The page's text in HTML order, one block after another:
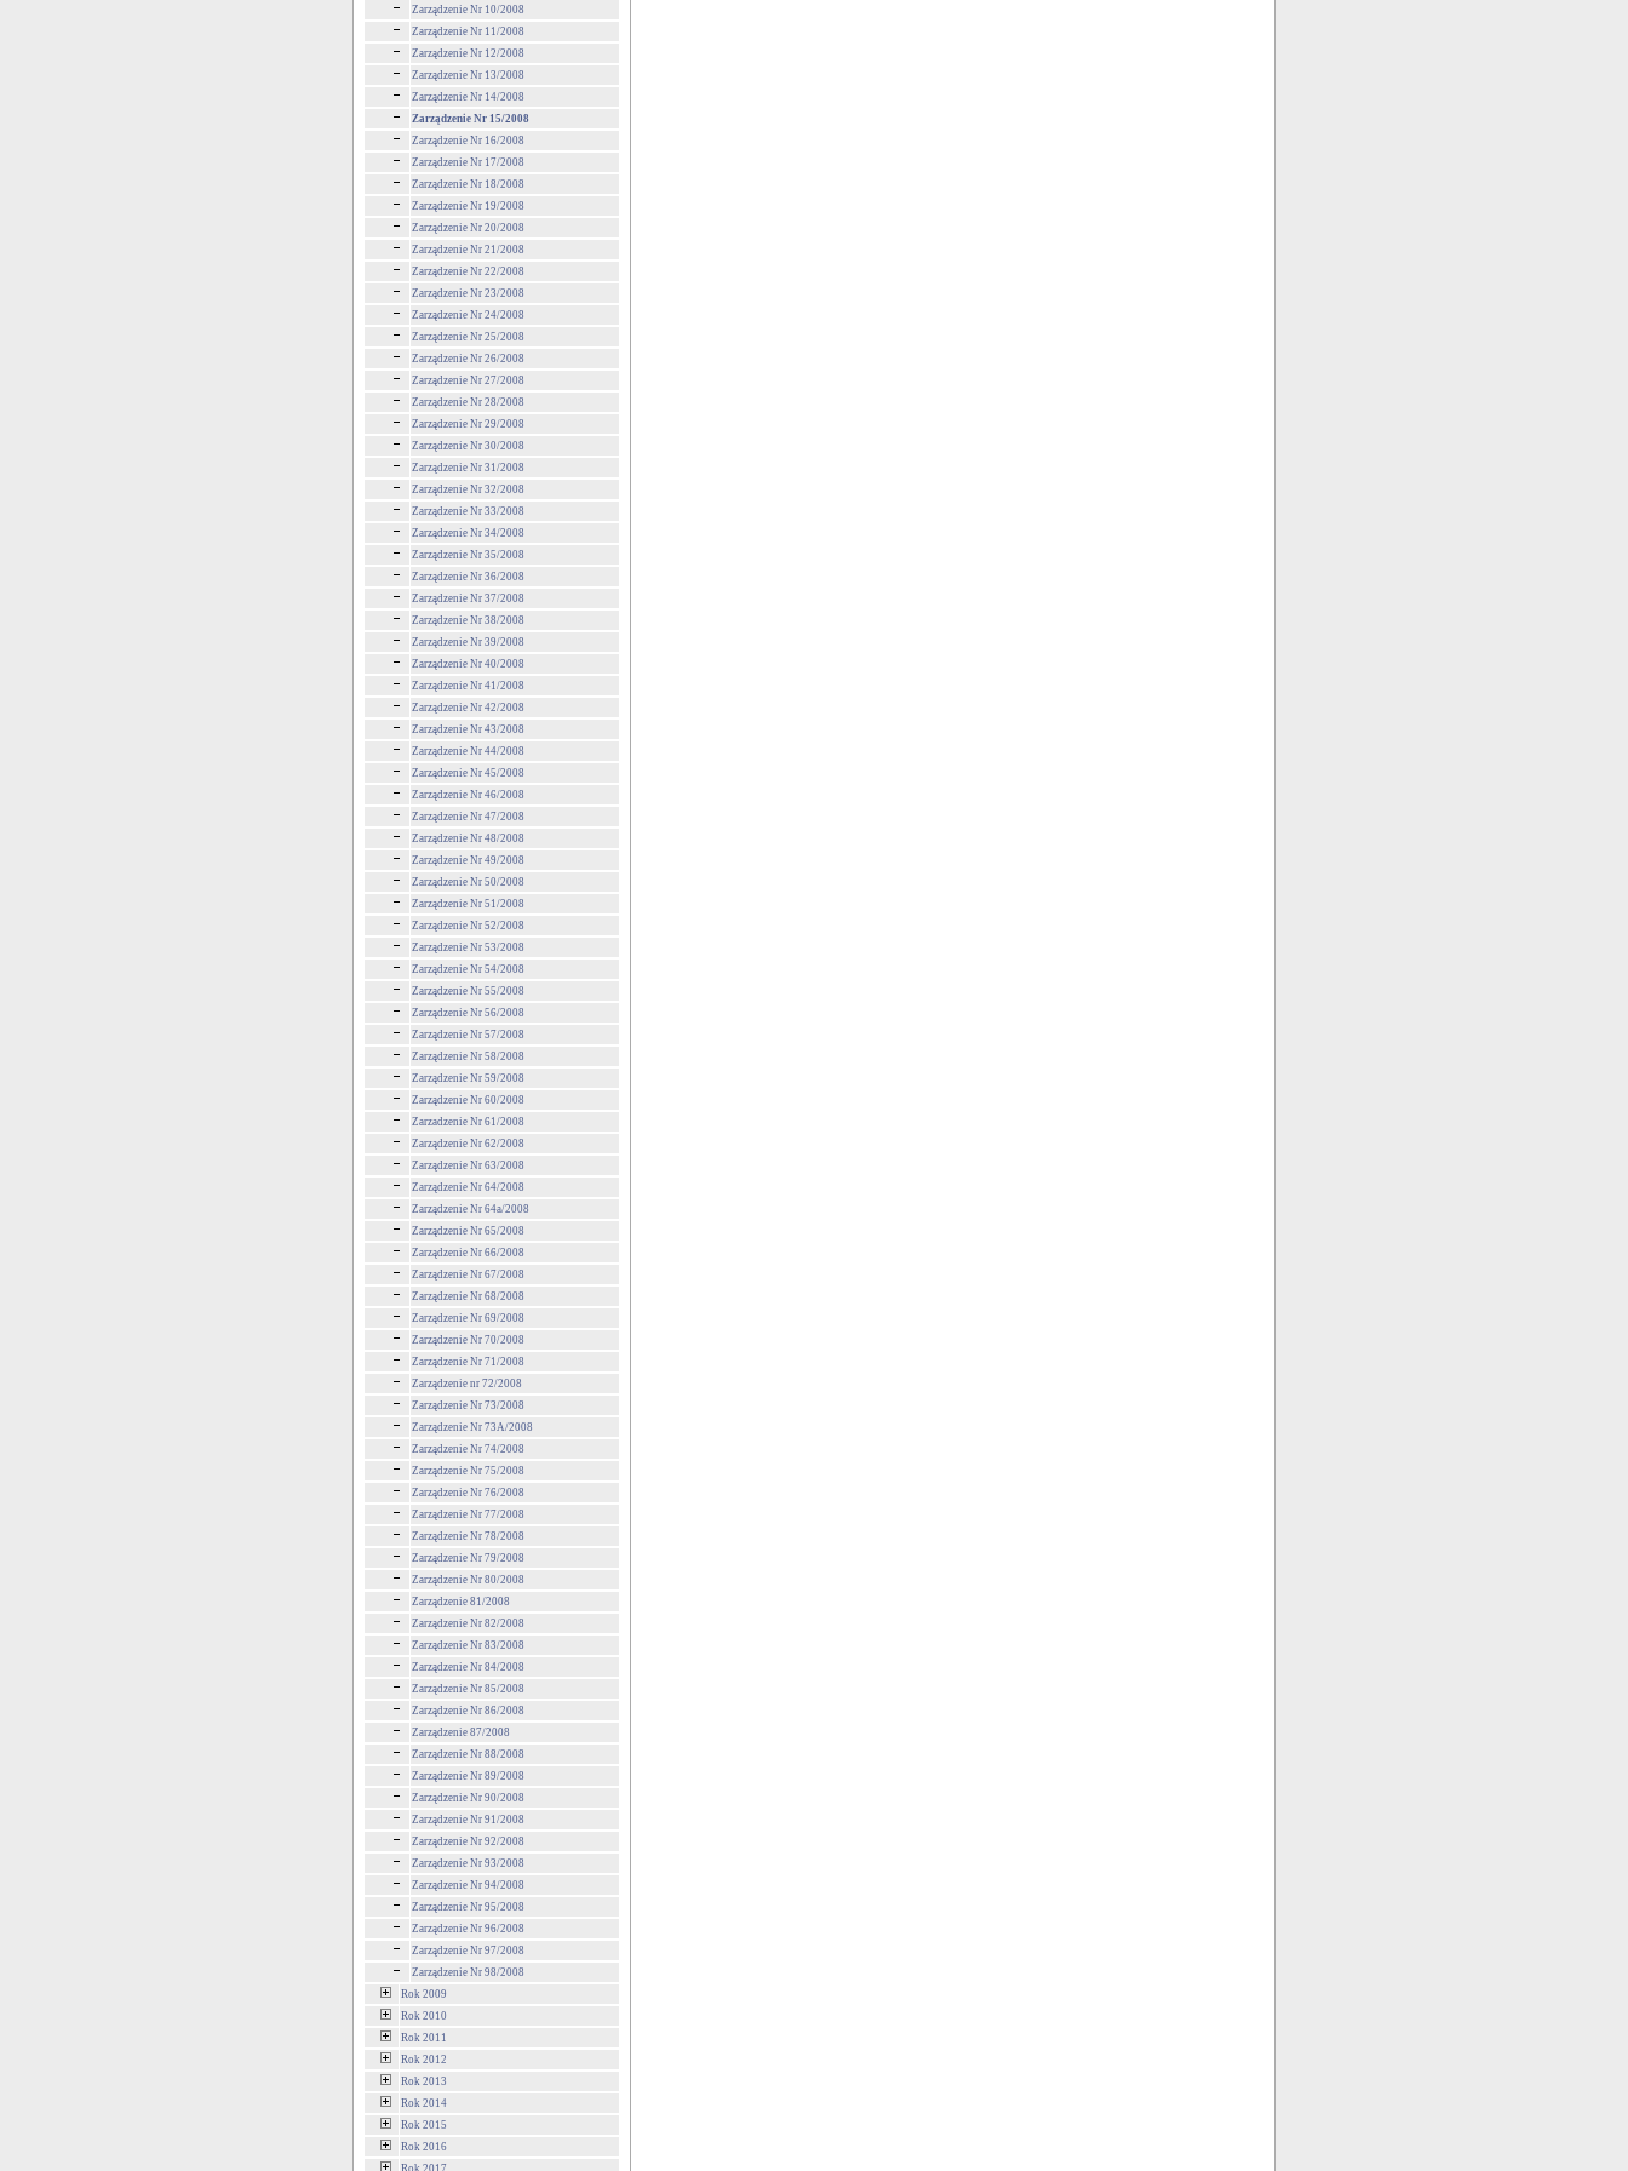
Zarządzenie Nr 10/2008
Zarządzenie Nr 11/2008
Zarządzenie Nr 12/2008
Zarządzenie Nr 13/2008
Zarządzenie Nr 14/2008
Zarządzenie Nr 15/2008
Zarządzenie Nr 16/2008
Zarządzenie Nr 17/2008
Zarządzenie Nr 18/2008
Zarządzenie Nr 19/2008
Zarządzenie Nr 20/2008
Zarządzenie Nr 21/2008
Zarządzenie Nr 22/2008
Zarządzenie Nr 23/2008
Zarządzenie Nr 24/2008
Zarządzenie Nr 25/2008
Zarządzenie Nr 26/2008
Zarządzenie Nr 27/2008
Zarządzenie Nr 28/2008
Zarządzenie Nr 29/2008
Zarządzenie Nr 30/2008
Zarządzenie Nr 31/2008
Zarządzenie Nr 32/2008
Zarządzenie Nr 33/2008
Zarządzenie Nr 34/2008
Zarządzenie Nr 35/2008
Zarządzenie Nr 36/2008
Zarządzenie Nr 37/2008
Zarządzenie Nr 38/2008
Zarządzenie Nr 39/2008
Zarządzenie Nr 40/2008
Zarządzenie Nr 41/2008
Zarządzenie Nr 42/2008
Zarządzenie Nr 43/2008
Zarządzenie Nr 44/2008
Zarządzenie Nr 45/2008
Zarządzenie Nr 46/2008
Zarządzenie Nr 47/2008
Zarządzenie Nr 48/2008
Zarządzenie Nr 49/2008
Zarządzenie Nr 50/2008
Zarządzenie Nr 51/2008
Zarządzenie Nr 52/2008
Zarządzenie Nr 53/2008
Zarządzenie Nr 54/2008
Zarządzenie Nr 55/2008
Zarządzenie Nr 56/2008
Zarządzenie Nr 57/2008
Zarządzenie Nr 58/2008
Zarządzenie Nr 59/2008
Zarządzenie Nr 60/2008
Zarzadzenie Nr 61/2008
Zarządzenie Nr 62/2008
Zarządzenie Nr 63/2008
Zarządzenie Nr 64/2008
Zarządzenie Nr 64a/2008
Zarządzenie Nr 65/2008
Zarządzenie Nr 66/2008
Zarządzenie Nr 67/2008
Zarządzenie Nr 68/2008
Zarządzenie Nr 69/2008
Zarządzenie Nr 70/2008
Zarządzenie Nr 71/2008
Zarządzenie nr 72/2008
Zarządzenie Nr 73/2008
Zarządzenie Nr 73A/2008
Zarządzenie Nr 74/2008
Zarządzenie Nr 75/2008
Zarządzenie Nr 76/2008
Zarządzenie Nr 77/2008
Zarządzenie Nr 78/2008
Zarządzenie Nr 79/2008
Zarządzenie Nr 80/2008
Zarządzenie 81/2008
Zarządzenie Nr 82/2008
Zarządzenie Nr 83/2008
Zarządzenie Nr 84/2008
Zarządzenie Nr 85/2008
Zarządzenie Nr 86/2008
Zarządzenie 87/2008
Zarządzenie Nr 88/2008
Zarządzenie Nr 89/2008
Zarządzenie Nr 90/2008
Zarządzenie Nr 91/2008
Zarządzenie Nr 92/2008
Zarządzenie Nr 93/2008
Zarządzenie Nr 94/2008
Zarządzenie Nr 95/2008
Zarządzenie Nr 96/2008
Zarządzenie Nr 97/2008
Zarządzenie Nr 98/2008
Rok 2009
Rok 2010
Rok 2011
Rok 2012
Rok 2013
Rok 2014
Rok 2015
Rok 2016
Rok 2017